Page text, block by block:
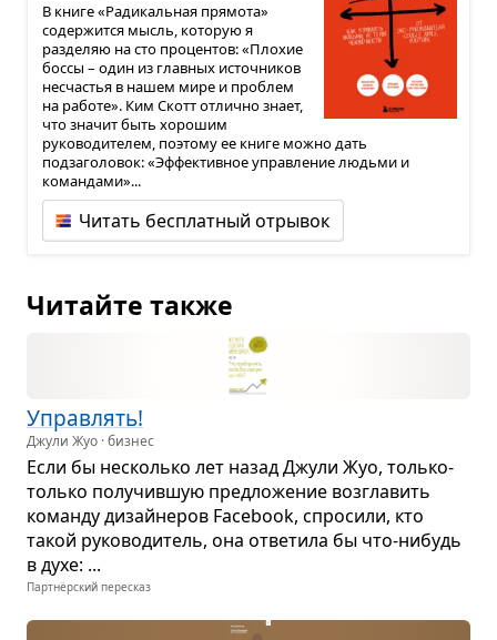
В книге «Радикальная прямота»
содержится мысль, которую я
разделяю на сто процентов: «Плохие
боссы – один из главных источников
несчастья в нашем мире и проблем
на работе». Ким Скотт отлично знает,
что значит быть хорошим
руководителем, поэтому ее книге можно дать
подзаголовок: «Эффективное управление людьми и
командами»...
Читать бесплатный отрывок
Читайте также
Управ­лять!
Джули Жуо · бизнес
Если бы несколько лет назад Джули Жуо, только-
только полу­чив­шую пред­ло­же­ние воз­гла­вить
команду дизайне­ров Facebook, спро­сили, кто
такой руко­во­ди­тель, она отве­тила бы что-нибудь
в духе: ...
Партнёрский пересказ